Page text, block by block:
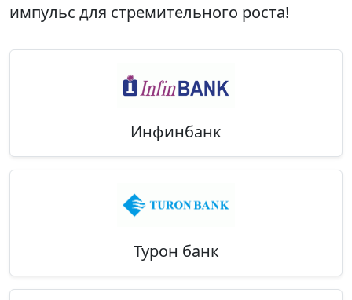
импульс для стремительного роста!
Инфинбанк
Турон банк